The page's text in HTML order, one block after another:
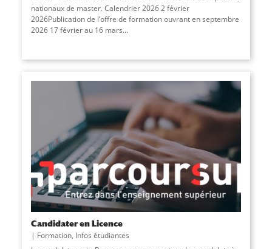
nationaux de master. Calendrier 2026 2 février
2026Publication de l’offre de formation ouvrant en septembre
2026 17 février au 16 mars...
Candidater en Licence
Formation, Infos étudiantes